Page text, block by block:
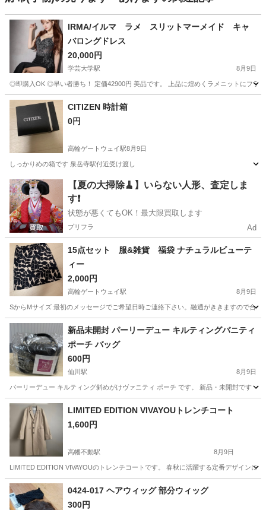
IRMA/イルマ ラメ スリットマーメイド キャ
バロングドレス
20,000円
学芸大学駅 8月9日
◎即購入OK ◎早い者勝ち！ 定価42900円 美品です。 上品に煌めくラメニットにフラ
東京 目黒区 学芸大学駅 ドレス
CITIZEN 時計箱
0円
高輪ゲートウェイ駅8月9日
しっかりめの箱です 泉岳寺駅付近受け渡し
東京 港区 高輪ゲートウェイ駅 アクセサリー CITIZEN
【夏の大掃除🧹】いらない人形、査定しま
す❗️
状態が悪くてもOK！最大限買取します
プリフラ Ad
15点セット 服&雑貨 福袋 ナチュラルビューテ
ィー
2,000円
高輪ゲートウェイ駅 8月9日
SからMサイズ 最初のメッセージでご希望日時ご連絡下さい。融通がききますので合
東京 港区 高輪ゲートウェイ駅 スカート
新品未開封 パーリーデュー キルティングバニティ
ポーチ バッグ
600円
仙川駅 8月9日
パーリーデュー キルティング斜めがけヴァニティ ポーチ です。 新品・未開封です
東京 調布市 パーリーデュー
LIMITED EDITION VIVAYOUトレンチコート
1,600円
高幡不動駅 8月9日
LIMITED EDITION VIVAYOUのトレンチコートです。 春秋に活躍する定番デザインに
東京 日野市 コート
0424-017 ヘアウィッグ 部分ウィッグ
300円